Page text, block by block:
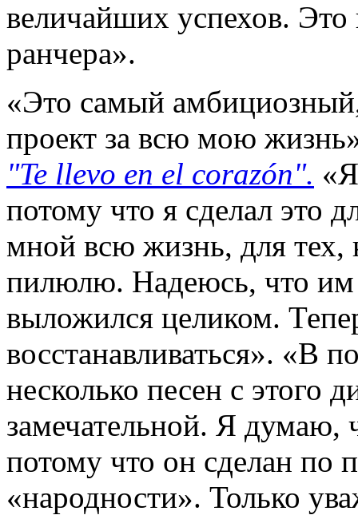
величайших успехов.
ранчера».
«Это самый
проект за всю мою
"Te llevo en el corazón".
потому что я сделал это
мной всю жизнь, для тех,
пилюлю. Надеюсь, что им
выложился целиком.
восстанавливаться». «В
несколько песен с этого
замечательной. Я думаю,
потому что он сделан по
«народности». Только